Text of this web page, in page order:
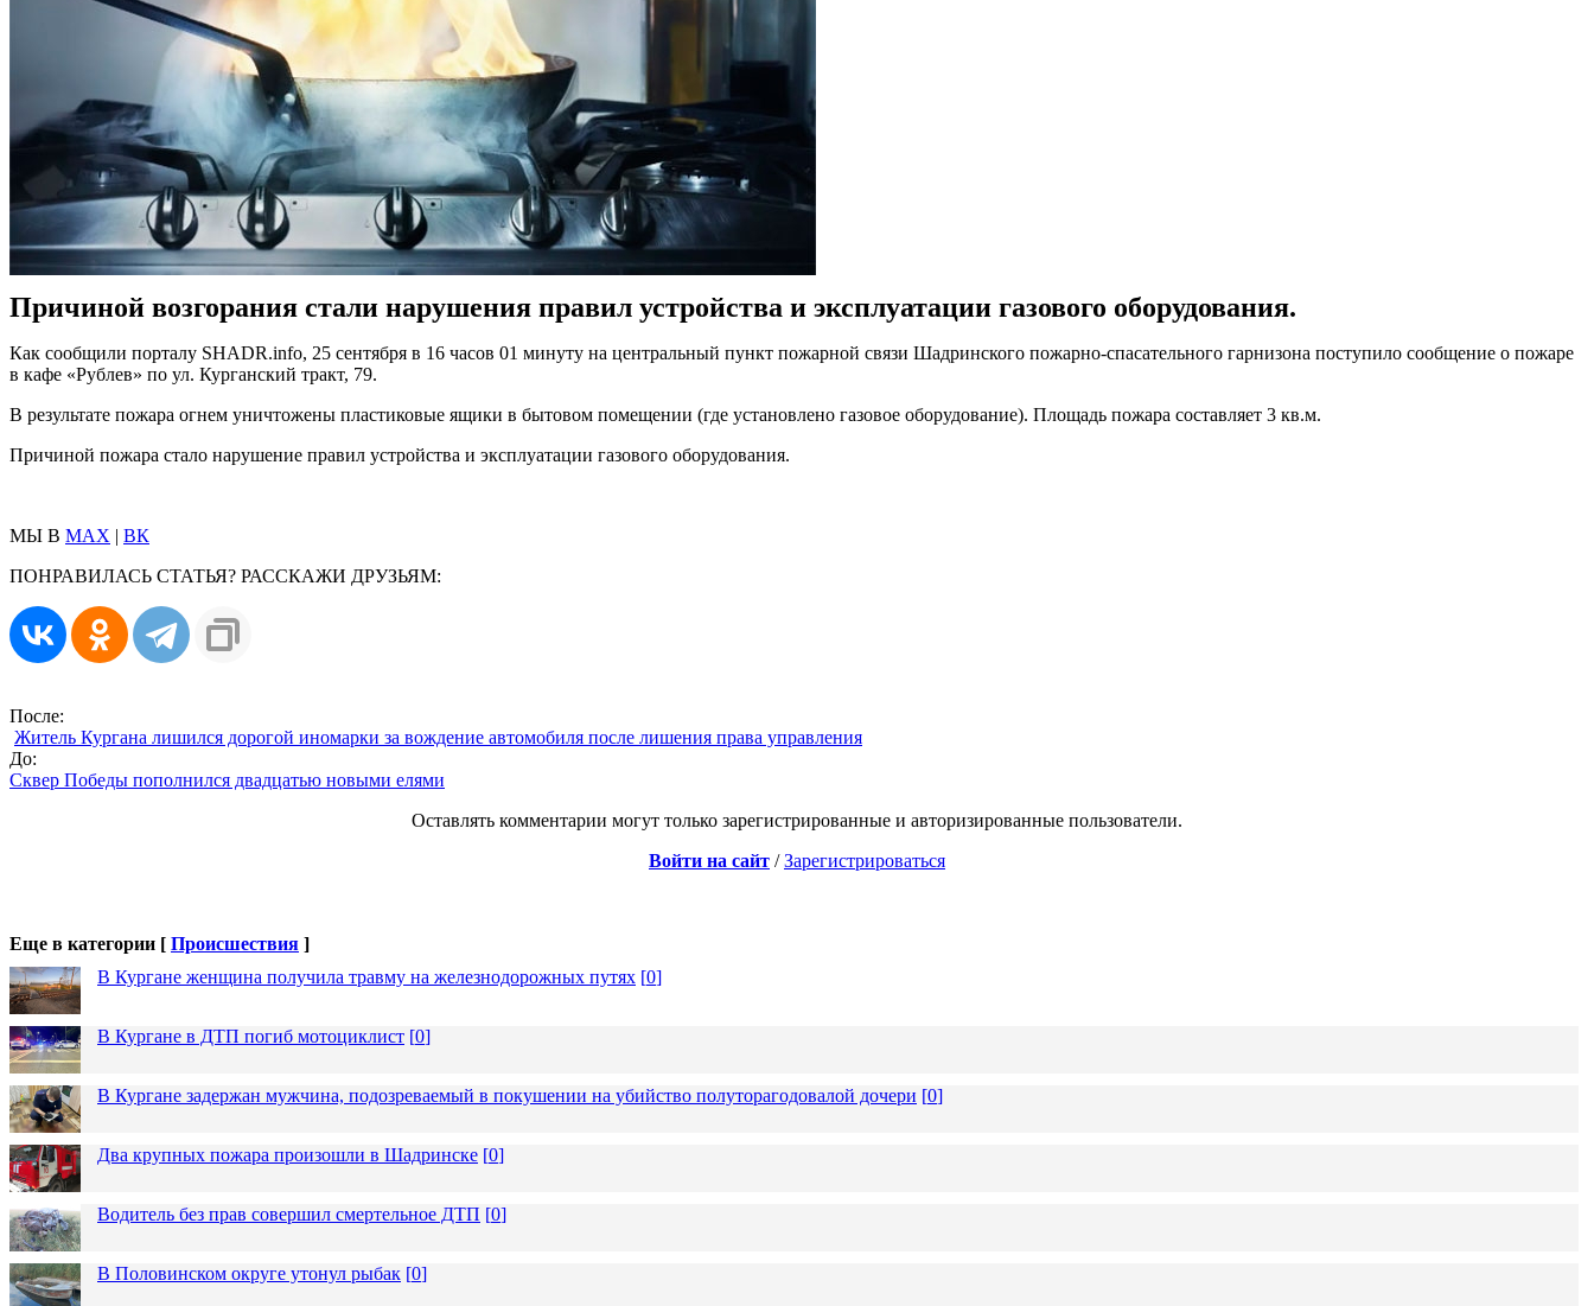
Причиной возгорания стали нарушения правил устройства и эксплуатации газового оборудования.
Как сообщили порталу SHADR.info, 25 сентября в 16 часов 01 минуту на центральный пункт пожарной связи Шадринского пожарно-спасательного гарнизона поступило сообщение о пожаре
в кафе «Рублев» по ул. Курганский тракт, 79.
В результате пожара огнем уничтожены пластиковые ящики в бытовом помещении (где установлено газовое оборудование). Площадь пожара составляет 3 кв.м.
Причиной пожара стало нарушение правил устройства и эксплуатации газового оборудования.
МЫ В MAX | ВК
ПОНРАВИЛАСЬ СТАТЬЯ? РАССКАЖИ ДРУЗЬЯМ:
После:
Житель Кургана лишился дорогой иномарки за вождение автомобиля после лишения права управления
До:
Сквер Победы пополнился двадцатью новыми елями
Оставлять комментарии могут только зарегистрированные и авторизированные пользователи.
Войти на сайт /Зарегистрироваться
Еще в категории [ Происшествия ]
В Кургане женщина получила травму на железнодорожных путях [0]
В Кургане в ДТП погиб мотоциклист [0]
В Кургане задержан мужчина, подозреваемый в покушении на убийство полуторагодовалой дочери [0]
Два крупных пожара произошли в Шадринске [0]
Водитель без прав совершил смертельное ДТП [0]
В Половинском округе утонул рыбак [0]